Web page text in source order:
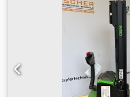
Masttyp: Triplex Zustand:
gut Bereifung vorne Typ:
Grösse: Tandem Lastrolle
Polyurethan Batterie Volt:
Baujahr: 2022 Batterie
Agozrcthomek
Schaltbau Batteriestecker